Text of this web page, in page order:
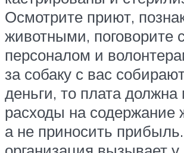
Осмотрите приют,
животными, поговорите
персоналом и
за собаку с вас
деньги, то плата должна
расходы на содержание
а не приносить